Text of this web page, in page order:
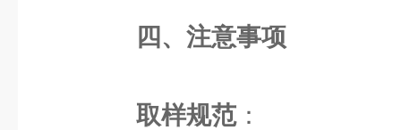
四、注意事项
取样规范：